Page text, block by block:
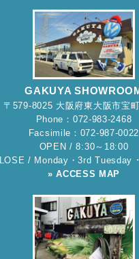
GAKUYA
〒579-8025 大阪府東大阪市宝
Phone：072-983-2468
Facsimile：072-987-0022
OPEN / 8:30～18:00
/ Monday・3rd Tuesday
» ACCESS MAP